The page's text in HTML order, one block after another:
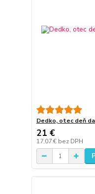
Dedko, otec deň
21 €
17,07 € bez DPH